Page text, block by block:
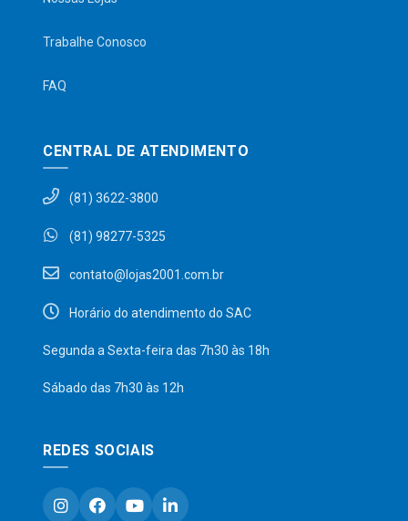
Trabalhe Conosco
FAQ
CENTRAL DE ATENDIMENTO
(81) 3622-3800
(81) 98277-5325
contato@lojas2001.com.br
Horário do atendimento do SAC
Segunda a Sexta-feira das 7h30 às 18h
Sábado das 7h30 às 12h
REDES SOCIAIS